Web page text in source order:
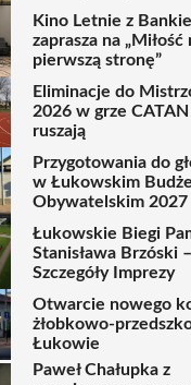
Kino Letnie z
zaprasza na „Miłość
pierwszą stronę”
Eliminacje do
2026 w grze
ruszają
Przygotowania do
w Łukowskim
Obywatelskim 2027
Łukowskie Biegi
Stanisława Brzóski
Szczegóły Imprezy
Otwarcie nowego
żłobkowo-
Łukowie
Paweł Chałupka z